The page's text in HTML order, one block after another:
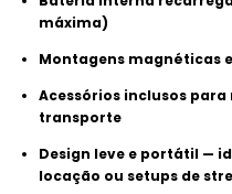
máxima)
Montagens magnéticas
Acessórios inclusos
transporte
Design leve e portátil —
locação ou setups de